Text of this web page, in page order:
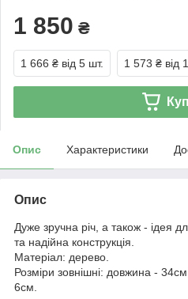
1 850 ₴
1 666 ₴ від 5 шт. 1 573 ₴ від
Опис Характеристики
Опис
Дуже зручна річ, а також - ідея
та надійна конструкція.
Матеріал: дерево.
Розміри зовнішні: довжина -
6см.